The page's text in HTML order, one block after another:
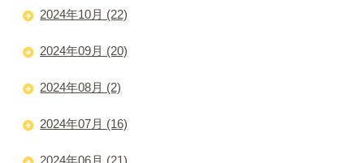
2024年10月 (22)
2024年09月 (20)
2024年08月 (2)
2024年07月 (16)
2024年06月 (21)